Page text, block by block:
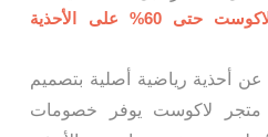
خصومات لاكوست حتى 60% على الأحذية
عن أحذية رياضية أصلية بتصميم
لاكوست يوفر خصومات